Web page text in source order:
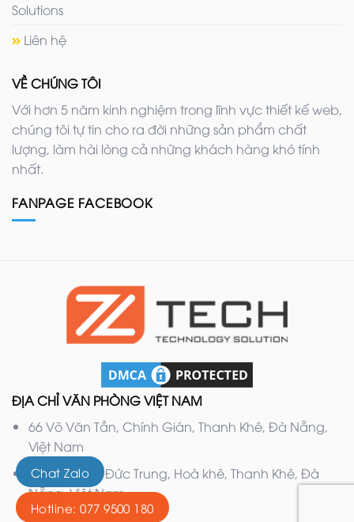
Solutions
Liên hệ
VỀ CHÚNG TÔI
Với hơn 5 năm kinh nghiệm trong lĩnh vực thiết kế web,
chúng tôi tự tin cho ra đời những sản phẩm chất
lượng, làm hài lòng cả những khách hàng khó tính
nhất.
FANPAGE FACEBOOK
ĐỊA CHỈ VĂN PHÒNG VIỆT NAM
66 Võ Văn Tần, Chính Gián, Thanh Khê, Đà Nẵng,
Việt Nam
132 Nguyễn Đức Trung, Hoà khê, Thanh Khê, Đà
Nẵng, Việt Nam
Chat Zalo
Hotline: 077 9500 180